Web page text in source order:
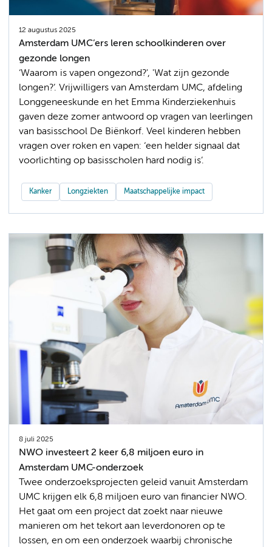
12 augustus 2025
Amsterdam UMC’ers leren schoolkinderen over
gezonde longen
‘Waarom is vapen ongezond?', 'Wat zijn gezonde
longen?’. Vrijwilligers van Amsterdam UMC, afdeling
Longgeneeskunde en het Emma Kinderziekenhuis
gaven deze zomer antwoord op vragen van leerlingen
van basisschool De Biënkorf. Veel kinderen hebben
vragen over roken en vapen: ‘een helder signaal dat
voorlichting op basisscholen hard nodig is’.
Kanker Longziekten Maatschappelijke impact
8 juli 2025
NWO investeert 2 keer 6,8 miljoen euro in
Amsterdam UMC-onderzoek
Twee onderzoeksprojecten geleid vanuit Amsterdam
UMC krijgen elk 6,8 miljoen euro van financier NWO.
Het gaat om een project dat zoekt naar nieuwe
manieren om het tekort aan leverdonoren op te
lossen, en om een onderzoek waarbij chronische